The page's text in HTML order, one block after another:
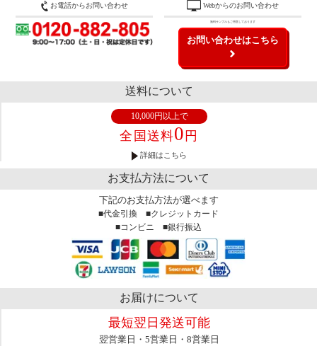
お電話からお問い合わせ Webからのお問い合わせ
無料サンプルもご用意しております
お問い合わせはこちら
送料について
10,000円以上で
全国送料0 円
詳細はこちら
お支払方法について
下記のお支払方法が選べます
■代金引換 ■クレジットカード
■コンビニ ■銀行振込
お届けについて
最短翌日発送可能
翌営業日・5営業日・8営業日